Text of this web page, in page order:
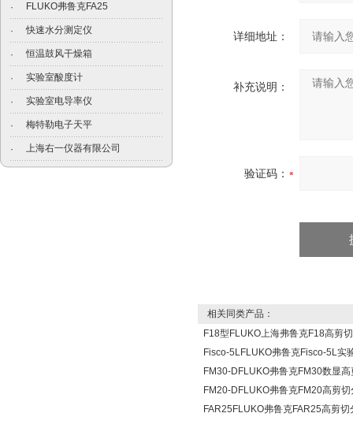
· FLUKO弗鲁克FA25
· 快速水分测定仪
· 恒温鼓风干燥箱
· 实验室酸度计
· 实验室电导率仪
· 梅特勒电子天平
· 上海右一仪器有限公司
详细地址：
补充说明：
验证码：
相关同类产品：
F18型FLUKO上海弗鲁克F18高剪
Fisco-5LFLUKO弗鲁克Fisco-5L实
FM30-DFLUKO弗鲁克FM30数显
FM20-DFLUKO弗鲁克FM20高剪
FAR25FLUKO弗鲁克FAR25高剪